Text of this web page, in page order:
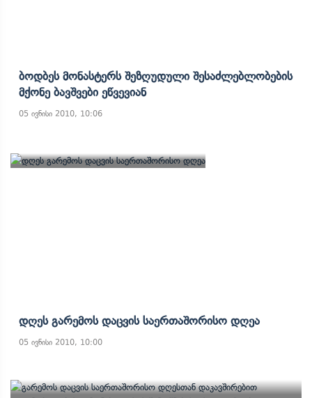
Ბოდბეს Მონასტერს Შეზღუდული Შესაძლებლობების
Მქონე Ბავშვები Ეწვევიან
05 ივნისი 2010, 10:06
Დღეს Გარემოს Დაცვის Საერთაშორისო Დღეა
05 ივნისი 2010, 10:00